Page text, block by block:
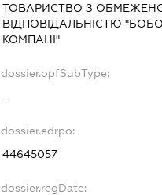
ТОВАРИСТВО З
ВІДПОВІДАЛЬНІСТЮ
КОМПАНІ"
dossier.opfSubType:
-
dossier.edrpo:
44645057
dossier.regDate: